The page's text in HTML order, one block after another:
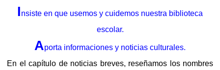
Insiste en que usemos y cuidemos nuestra biblioteca
escolar.
Aporta informaciones y noticias culturales.
En el capítulo de noticias breves, reseñamos los nombres